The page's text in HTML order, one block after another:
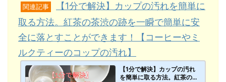
関連記事
【1分で解決】カップの汚れを簡単に
取る方法。紅茶の茶渋の跡を一瞬で簡単に安
全に落とすことができます！【コーヒーやミ
ルクティーのコップの汚れ】
【1分で解決】カップの汚れ
を簡単に取る方法。紅茶の茶